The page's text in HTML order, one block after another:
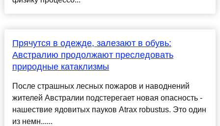
Прячутся в одежде, залезают в обувь:
Австралию продолжают преследовать
природные катаклизмы
После страшных лесных пожаров и наводнений
жителей Австралии подстерегает новая опасность -
нашествие ядовитых пауков Atrax robustus. Это один
из немн......